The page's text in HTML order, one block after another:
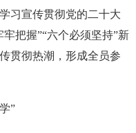
习宣传贯彻党的二十大
把握”“六个必须坚持”新
贯彻热潮，形成全员参
”